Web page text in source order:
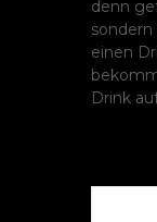
denn
einen
Drink